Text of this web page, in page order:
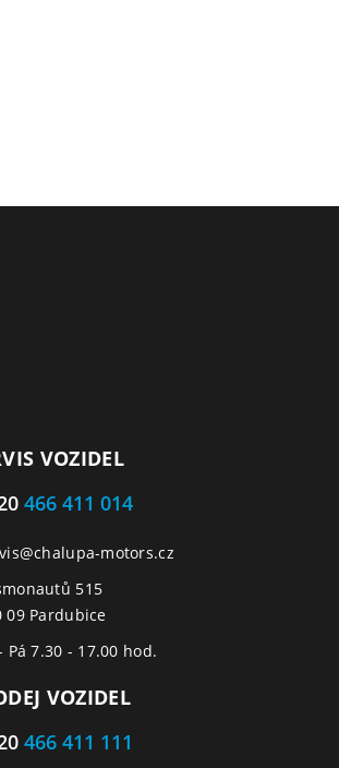
VOZIDEL
466 411 014
motors.cz
515
09 Pardubice
Pá 7.30 - 17.00 hod.
VOZIDEL
466 411 111